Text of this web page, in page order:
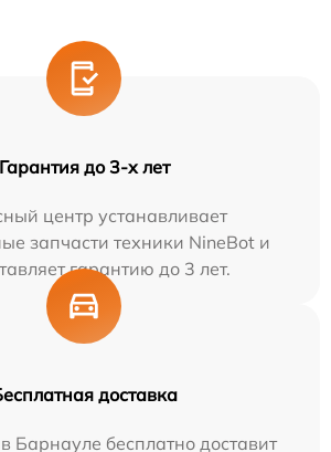
Гарантия до 3-х лет
центр устанавливает
запчасти техники NineBot и
гарантию до 3 лет.
доставка
Барнауле бесплатно доставит